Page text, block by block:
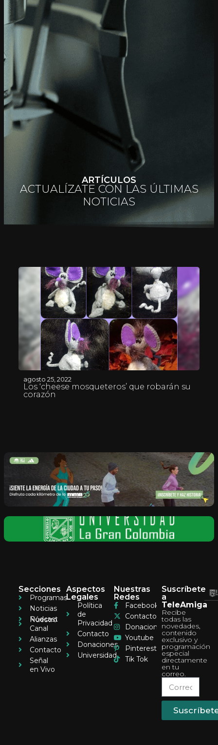
ARTÍCULOS
ACTUALÍZATE CON LAS ÚLTIMAS
NOTICIAS
agosto 25, 2022
Los ‘cheese mosqueteros’ que robarán su
corazón
Secciones
Programas
Noticias
Pódcast
Nuestro
Canal
Alianzas
Contacto
Señal
en Vivo
Aspectos
Legales
Política
de
Privacidad
Contacto
Donaciones
Universidad
Nuestras
Redes
Facebook
Contacto
Donaciones
Youtube
Pinterest
Tik Tok
Suscríbete
a
TeleAmiga
Recibe
todas las
novedades,
contenido
exclusivo y
programación
especial
directamente
en tu
correo.